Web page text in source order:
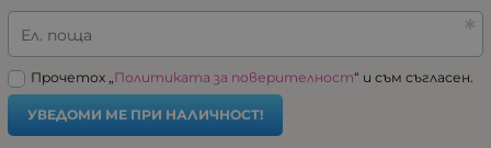
Ел. поща
Прочетох „ Политиката за поверителност“ и съм съгласен.
УВЕДОМИ МЕ ПРИ НАЛИЧНОСТ!